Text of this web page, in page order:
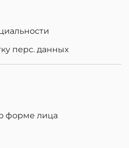
перс. данных
форме лица